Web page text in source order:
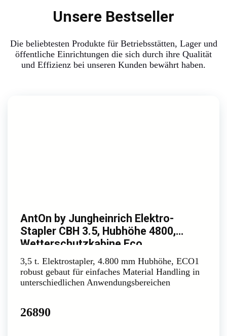
Unsere Bestseller
Die beliebtesten Produkte für Betriebsstätten, Lager und
öffentliche Einrichtungen die sich durch ihre Qualität
und Effizienz bei unseren Kunden bewährt haben.
AntOn by Jungheinrich Elektro-
Stapler CBH 3.5, Hubhöhe 4800,
Wetterschutzkabine Eco
3,5 t. Elektrostapler, 4.800 mm Hubhöhe, ECO1
robust gebaut für einfaches Material Handling in
unterschiedlichen Anwendungsbereichen
26890